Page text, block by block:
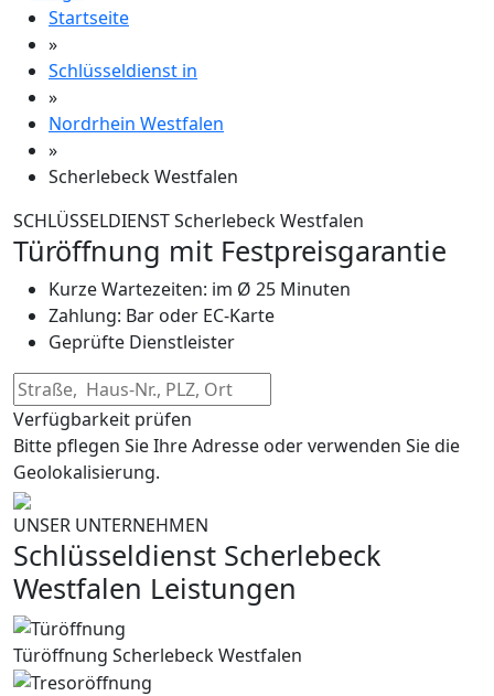
Startseite
»
Schlüsseldienst in
»
Nordrhein Westfalen
»
Scherlebeck Westfalen
SCHLÜSSELDIENST Scherlebeck Westfalen
Türöffnung mit Festpreisgarantie
Kurze Wartezeiten: im Ø 25 Minuten
Zahlung: Bar oder EC-Karte
Geprüfte Dienstleister
Verfügbarkeit prüfen
Bitte pflegen Sie Ihre Adresse oder verwenden Sie die
Geolokalisierung.
UNSER UNTERNEHMEN
Schlüsseldienst Scherlebeck
Westfalen Leistungen
Türöffnung Scherlebeck Westfalen